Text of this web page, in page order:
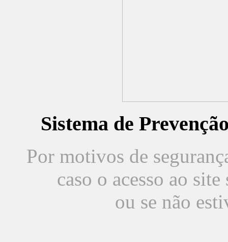
Sistema de
Por motivos de
caso o acesso ao
ou se não